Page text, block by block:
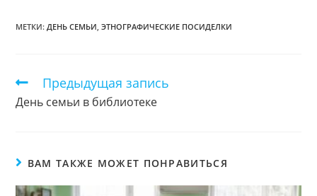
МЕТКИ:ДЕНЬ СЕМЬИ, ЭТНОГРАФИЧЕСКИЕ ПОСИДЕЛКИ
Еще
статьи
Предыдущая запись
День семьи в библиотеке
ВАМ ТАКЖЕ МОЖЕТ ПОНРАВИТЬСЯ